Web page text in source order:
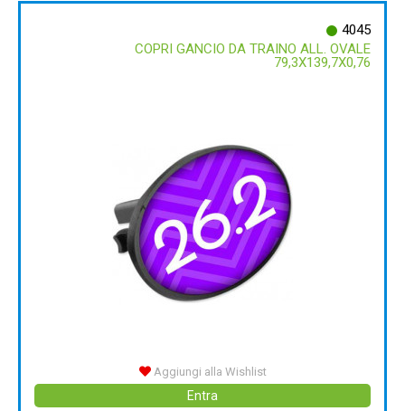
4045
COPRI GANCIO DA TRAINO ALL. OVALE
79,3X139,7X0,76
Aggiungi alla Wishlist
Entra